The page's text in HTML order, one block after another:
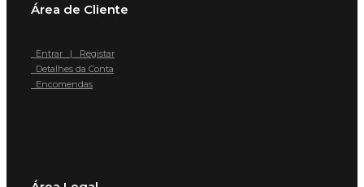
Área de Cliente
Entrar | Registar
Detalhes da Conta
Encomendas